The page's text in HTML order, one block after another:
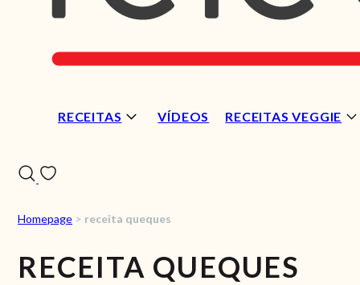
RECEITAS VÍDEOS RECEITAS VEGGIE
Homepage > receita queques
RECEITA QUEQUES